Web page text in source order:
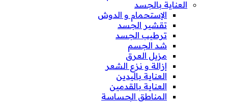
العناية بالجسد
الإستحمام و الدوش
تقشير الجسد
ترطيب الجسد
شد الجسم
مزيل العرق
إزالة و نزع الشعر
العناية باليدين
العناية بالقدمين
المناطق الحساسة